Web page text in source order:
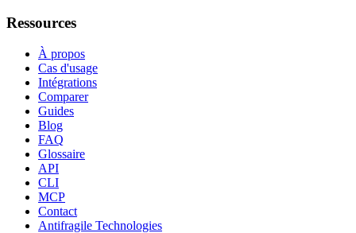
Ressources
À propos
Cas d'usage
Intégrations
Comparer
Guides
Blog
FAQ
Glossaire
API
CLI
MCP
Contact
Antifragile Technologies